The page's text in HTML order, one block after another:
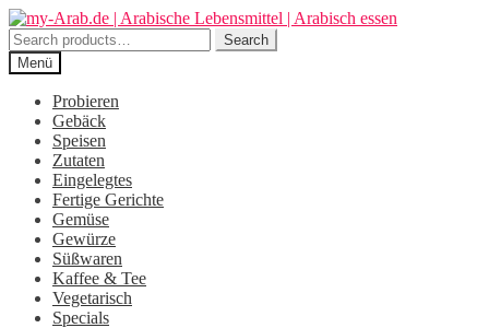
Zur
Navigation
springen
Zum
Inhalt
springen
Search
for:
Search
Menü
Probieren
Gebäck
Speisen
Zutaten
Eingelegtes
Fertige Gerichte
Gemüse
Gewürze
Süßwaren
Kaffee & Tee
Vegetarisch
Specials